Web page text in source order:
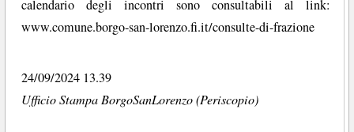
calendario degli incontri sono consultabili al link:
www.comune.borgo-san-lorenzo.fi.it/consulte-di-frazione
24/09/2024 13.39
Ufficio Stampa BorgoSanLorenzo (Periscopio)